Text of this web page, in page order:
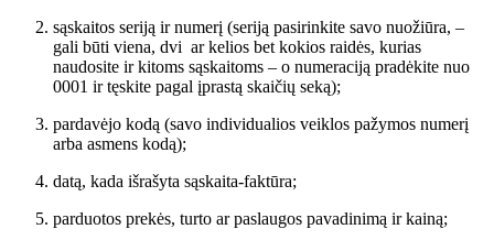
sąskaitos seriją ir numerį (seriją pasirinkite savo nuožiūra, –
gali būti viena, dvi ar kelios bet kokios raidės, kurias
naudosite ir kitoms sąskaitoms – o numeraciją pradėkite nuo
0001 ir tęskite pagal įprastą skaičių seką);
pardavėjo kodą (savo individualios veiklos pažymos numerį
arba asmens kodą);
datą, kada išrašyta sąskaita-faktūra;
parduotos prekės, turto ar paslaugos pavadinimą ir kainą;